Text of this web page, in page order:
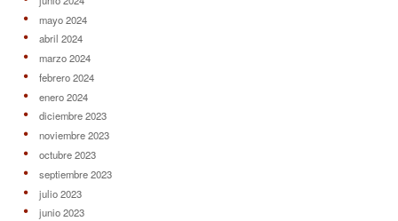
mayo 2024
abril 2024
marzo 2024
febrero 2024
enero 2024
diciembre 2023
noviembre 2023
octubre 2023
septiembre 2023
julio 2023
junio 2023